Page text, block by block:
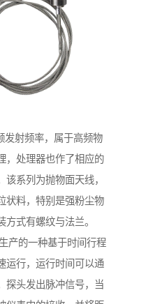
发射频率，属于高频物
，处理器也作了相应的
系列为抛物面天线，
状料，特别是强粉尘物
式有螺纹与法兰。
产的一种基于时间行程
运行，运行时间可以通
探头发出脉冲信号，当